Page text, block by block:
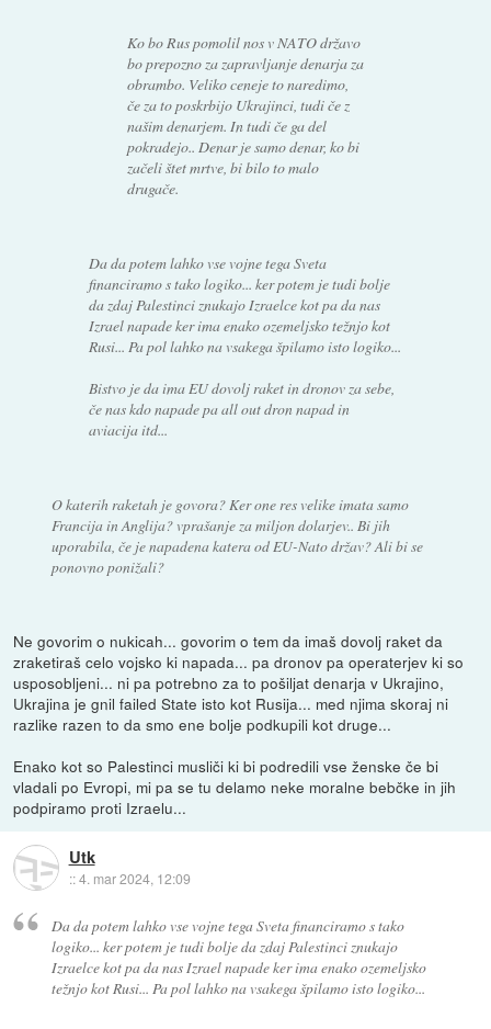
Ko bo Rus pomolil nos v NATO državo
bo prepozno za zapravljanje denarja za
obrambo. Veliko ceneje to naredimo,
če za to poskrbijo Ukrajinci, tudi če z
našim denarjem. In tudi če ga del
pokradejo.. Denar je samo denar, ko bi
začeli štet mrtve, bi bilo to malo
drugače.
Da da potem lahko vse vojne tega Sveta
financiramo s tako logiko... ker potem je tudi bolje
da zdaj Palestinci znukajo Izraelce kot pa da nas
Izrael napade ker ima enako ozemeljsko težnjo kot
Rusi... Pa pol lahko na vsakega špilamo isto logiko...
Bistvo je da ima EU dovolj raket in dronov za sebe,
če nas kdo napade pa all out dron napad in
aviacija itd...
O katerih raketah je govora? Ker one res velike imata samo
Francija in Anglija? vprašanje za miljon dolarjev.. Bi jih
uporabila, če je napadena katera od EU-Nato držav? Ali bi se
ponovno ponižali?
Ne govorim o nukicah... govorim o tem da imaš dovolj raket da
zraketiraš celo vojsko ki napada... pa dronov pa operaterjev ki so
usposobljeni... ni pa potrebno za to pošiljat denarja v Ukrajino,
Ukrajina je gnil failed State isto kot Rusija... med njima skoraj ni
razlike razen to da smo ene bolje podkupili kot druge...
Enako kot so Palestinci musliči ki bi podredili vse ženske če bi
vladali po Evropi, mi pa se tu delamo neke moralne bebčke in jih
podpiramo proti Izraelu...
Utk
::4. mar 2024, 12:09
Da da potem lahko vse vojne tega Sveta financiramo s tako
logiko... ker potem je tudi bolje da zdaj Palestinci znukajo
Izraelce kot pa da nas Izrael napade ker ima enako ozemeljsko
težnjo kot Rusi... Pa pol lahko na vsakega špilamo isto logiko...